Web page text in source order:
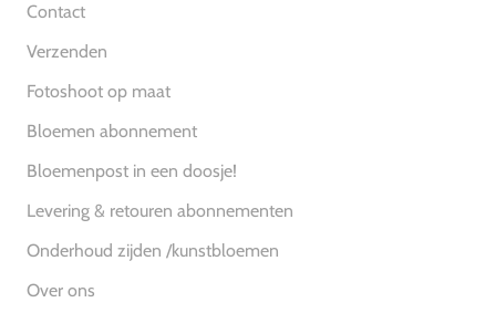
Contact
Verzenden
Fotoshoot op maat
Bloemen abonnement
Bloemenpost in een doosje!
Levering & retouren abonnementen
Onderhoud zijden /kunstbloemen
Over ons